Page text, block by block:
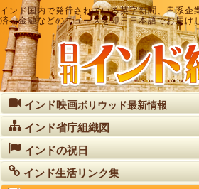
インド国内で発行されている英字新聞、日系企
済・金融などのニュースを即日日本語でお届け
インド映画ボリウッド最新情報
インド省庁組織図
インドの祝日
インド生活リンク集